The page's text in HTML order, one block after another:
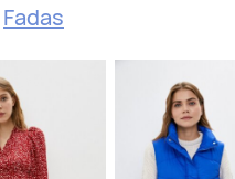
Fadas